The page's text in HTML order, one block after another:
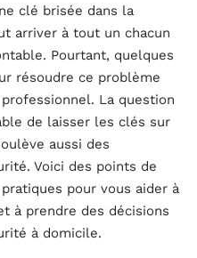
clé brisée dans la
arriver à tout un chacun
Pourtant, quelques
résoudre ce problème
La question
de laisser les clés sur
aussi des
Voici des points de
pour vous aider à
à prendre des décisions
à domicile.